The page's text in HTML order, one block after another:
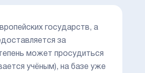
государств, а
за
может просудиться
учёным), на базе уже